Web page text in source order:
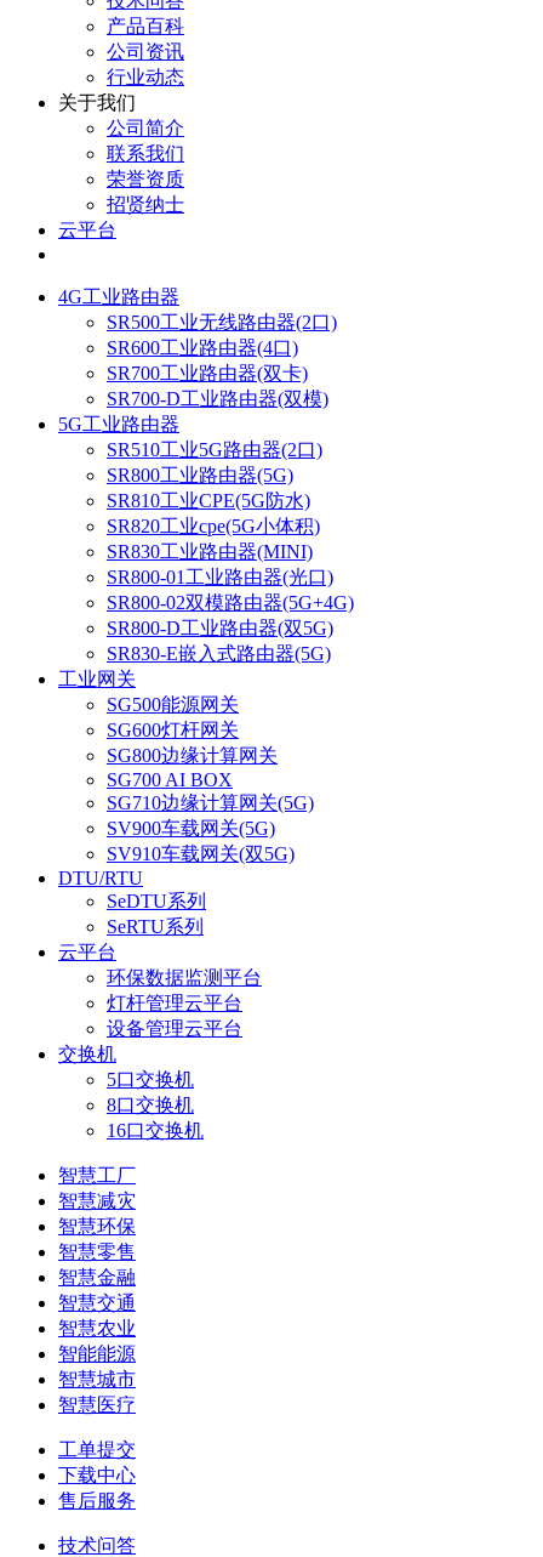
产品百科
公司资讯
行业动态
关于我们
公司简介
联系我们
荣誉资质
招贤纳士
云平台
4G工业路由器
SR500工业无线路由器(2口)
SR600工业路由器(4口)
SR700工业路由器(双卡)
SR700-D工业路由器(双模)
5G工业路由器
SR510工业5G路由器(2口)
SR800工业路由器(5G)
SR810工业CPE(5G防水)
SR820工业cpe(5G小体积)
SR830工业路由器(MINI)
SR800-01工业路由器(光口)
SR800-02双模路由器(5G+4G)
SR800-D工业路由器(双5G)
SR830-E嵌入式路由器(5G)
工业网关
SG500能源网关
SG600灯杆网关
SG800边缘计算网关
SG700 AI BOX
SG710边缘计算网关(5G)
SV900车载网关(5G)
SV910车载网关(双5G)
DTU/RTU
SeDTU系列
SeRTU系列
云平台
环保数据监测平台
灯杆管理云平台
设备管理云平台
交换机
5口交换机
8口交换机
16口交换机
智慧工厂
智慧减灾
智慧环保
智慧零售
智慧金融
智慧交通
智慧农业
智能能源
智慧城市
智慧医疗
工单提交
下载中心
售后服务
技术问答